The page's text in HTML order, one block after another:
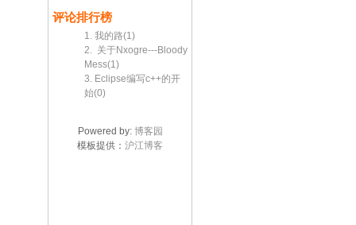
评论排行榜
1. 我的路(1)
2. 关于Nxogre---Bloody
Mess(1)
3. Eclipse编写c++的开
始(0)
Powered by: 博客园
模板提供： 沪江博客